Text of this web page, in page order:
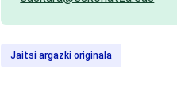
Jaitsi argazki originala